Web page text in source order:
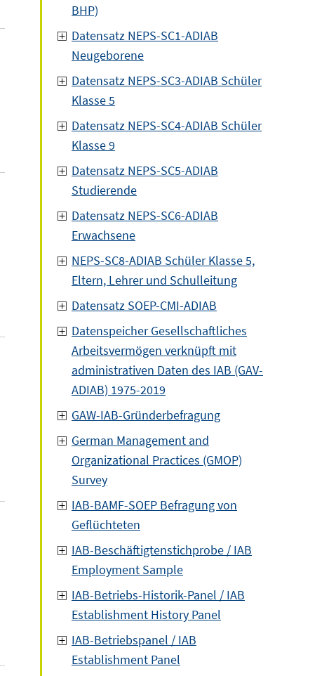
BHP)
Datensatz NEPS-SC1-ADIAB
Neugeborene
Datensatz NEPS-SC3-ADIAB Schüler
Klasse 5
Datensatz NEPS-SC4-ADIAB Schüler
Klasse 9
Datensatz NEPS-SC5-ADIAB
Studierende
Datensatz NEPS-SC6-ADIAB
Erwachsene
NEPS-SC8-ADIAB Schüler Klasse 5,
Eltern, Lehrer und Schulleitung
Datensatz SOEP-CMI-ADIAB
Datenspeicher Gesellschaftliches
Arbeitsvermögen verknüpft mit
administrativen Daten des IAB (GAV-
ADIAB) 1975-2019
GAW-IAB-Gründerbefragung
German Management and
Organizational Practices (GMOP)
Survey
IAB-BAMF-SOEP Befragung von
Geflüchteten
IAB-Beschäftigtenstichprobe / IAB
Employment Sample
IAB-Betriebs-Historik-Panel / IAB
Establishment History Panel
IAB-Betriebspanel / IAB
Establishment Panel